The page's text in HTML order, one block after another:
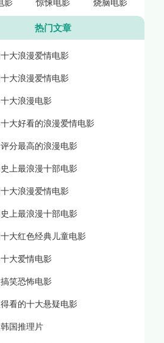
影 惊悚电影 烧脑电影
热门文章
大浪漫爱情电影
大浪漫爱情电影
大浪漫电影
大好看的浪漫爱情电影
分最高的浪漫电影
上最浪漫十部电影
大浪漫爱情电影
上最浪漫十部电影
大红色经典儿童电影
大爱情电影
笑恐怖电影
看的十大悬疑电影
国推理片